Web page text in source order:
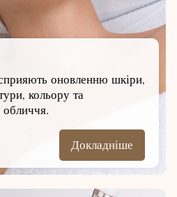
оновленню шкіри,
кольору та
Докладніше